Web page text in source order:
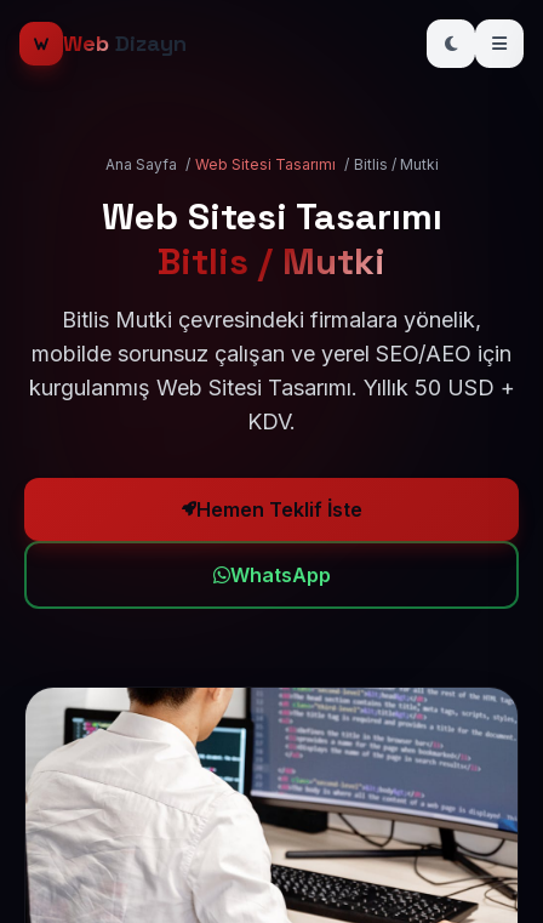
Web Dizayn
Ana Sayfa / Web Sitesi Tasarımı / Bitlis / Mutki
Web Sitesi Tasarımı
Bitlis / Mutki
Bitlis Mutki çevresindeki firmalara yönelik,
mobilde sorunsuz çalışan ve yerel SEO/AEO için
kurgulanmış Web Sitesi Tasarımı. Yıllık 50 USD +
KDV.
Hemen Teklif İste
WhatsApp